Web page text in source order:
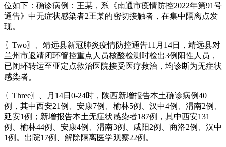
位如下：确诊病例：王某，系《南通市疫情防控2022年第91号
通告》中无症状感染者2王某的密切接触者，在集中隔离点发
现。
〖Two〗、靖远县新冠肺炎疫情防控通告11月14日，靖远县对
兰州市返靖闭环管控重点人员核酸检测时检出3例阳性人员，
已闭环转运至亚定点救治医院接受医疗救治，均诊断为无症状
感染者。
〖Three〗、月14日0-24时，陕西新增报告本土确诊病例40
例，其中西安21例、安康7例、榆林5例、汉中4例、渭南2例、
延安1例；新增报告本土无症状感染者187例，其中西安131
例、榆林44例、安康4例、渭南3例、咸阳2例、商洛2例、汉中
1例。出院17例、解除隔离医学观察22例。